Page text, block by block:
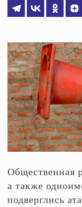
Общественная
а также
подверглись